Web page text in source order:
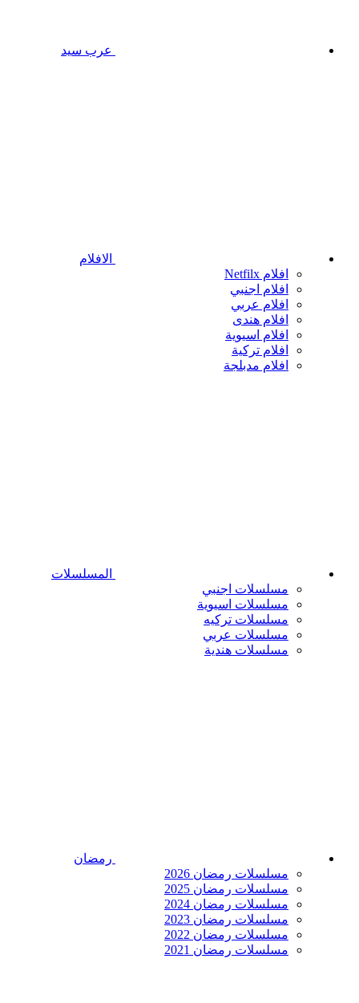
عرب سيد
الافلام
افلام Netfilx
افلام اجنبي
افلام عربي
افلام هندى
افلام اسيوية
افلام تركية
افلام مدبلجة
المسلسلات
مسلسلات اجنبي
مسلسلات اسيوية
مسلسلات تركيه
مسلسلات عربي
مسلسلات هندية
رمضان
مسلسلات رمضان 2026
مسلسلات رمضان 2025
مسلسلات رمضان 2024
مسلسلات رمضان 2023
مسلسلات رمضان 2022
مسلسلات رمضان 2021